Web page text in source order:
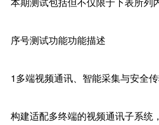
序号测试功能功能描述
1多端视频通讯、智能采集与安全
构建适配多终端的视频通讯子系统